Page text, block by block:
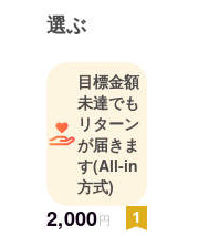
選ぶ
目標金額
未達でも
リターン
が届きま
す(All-in
方式)
2,000円